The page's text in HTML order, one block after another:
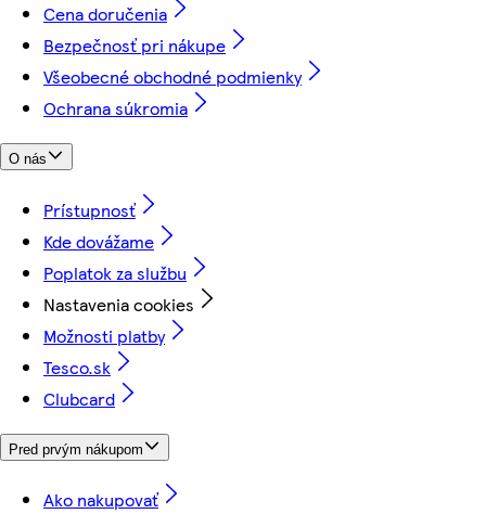
Cena doručenia
Bezpečnosť pri nákupe
Všeobecné obchodné podmienky
Ochrana súkromia
O nás
Prístupnosť
Kde dovážame
Poplatok za službu
Nastavenia cookies
Možnosti platby
Tesco.sk
Clubcard
Pred prvým nákupom
Ako nakupovať